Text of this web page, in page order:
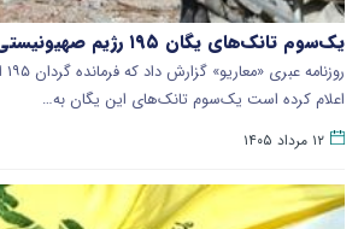
یک‌سوم تانک‌های یگان ۱۹۵ رژیم صهیونیستی از کار افتاده‌اند
اعلام کرده است یک‌سوم تانک‌های این یگان به…
۱۲ مرداد ۱۴۰۵